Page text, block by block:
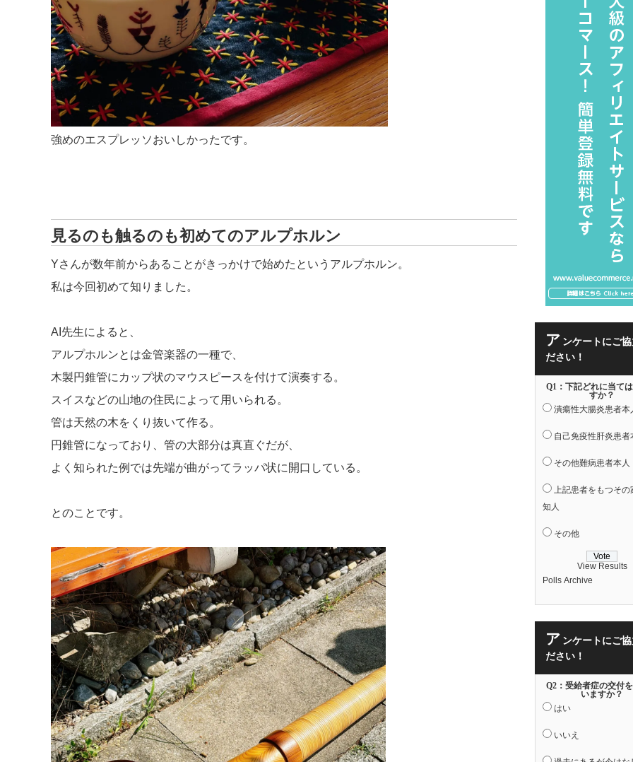
強めのエスプレッソおいしかったです。
見るのも触るのも初めてのアルプホルン
Yさんが数年前からあることがきっかけで始めたというアルプホルン。
私は今回初めて知りました。
AI先生によると、
アルプホルンとは金管楽器の一種で、
木製円錐管にカップ状のマウスピースを付けて演奏する。
スイスなどの山地の住民によって用いられる。
管は天然の木をくり抜いて作る。
円錐管になっており、管の大部分は真直ぐだが、
よく知られた例では先端が曲がってラッパ状に開口している。
とのことです。
ア ンケートにご
ださい！
Q1：下記どれに当て
すか？
潰瘍性大腸炎患者本
自己免疫性肝炎患者
その他難病患者本人
上記患者をもつその
知人
その他
View Results
Polls Archive
ア ンケートにご
ださい！
Q2：受給者症の交付
いますか？
はい
いいえ